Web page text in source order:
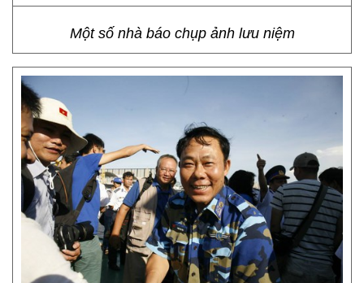
Một số nhà báo chụp ảnh lưu niệm